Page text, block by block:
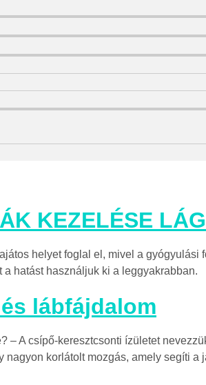
KEZELÉSE
helyet foglal el, mivel a
hatást használjuk ki a leggyakrabban.
lábfájdalom
– A csípő-keresztcsonti ízületet
korlátolt mozgás, amely segíti